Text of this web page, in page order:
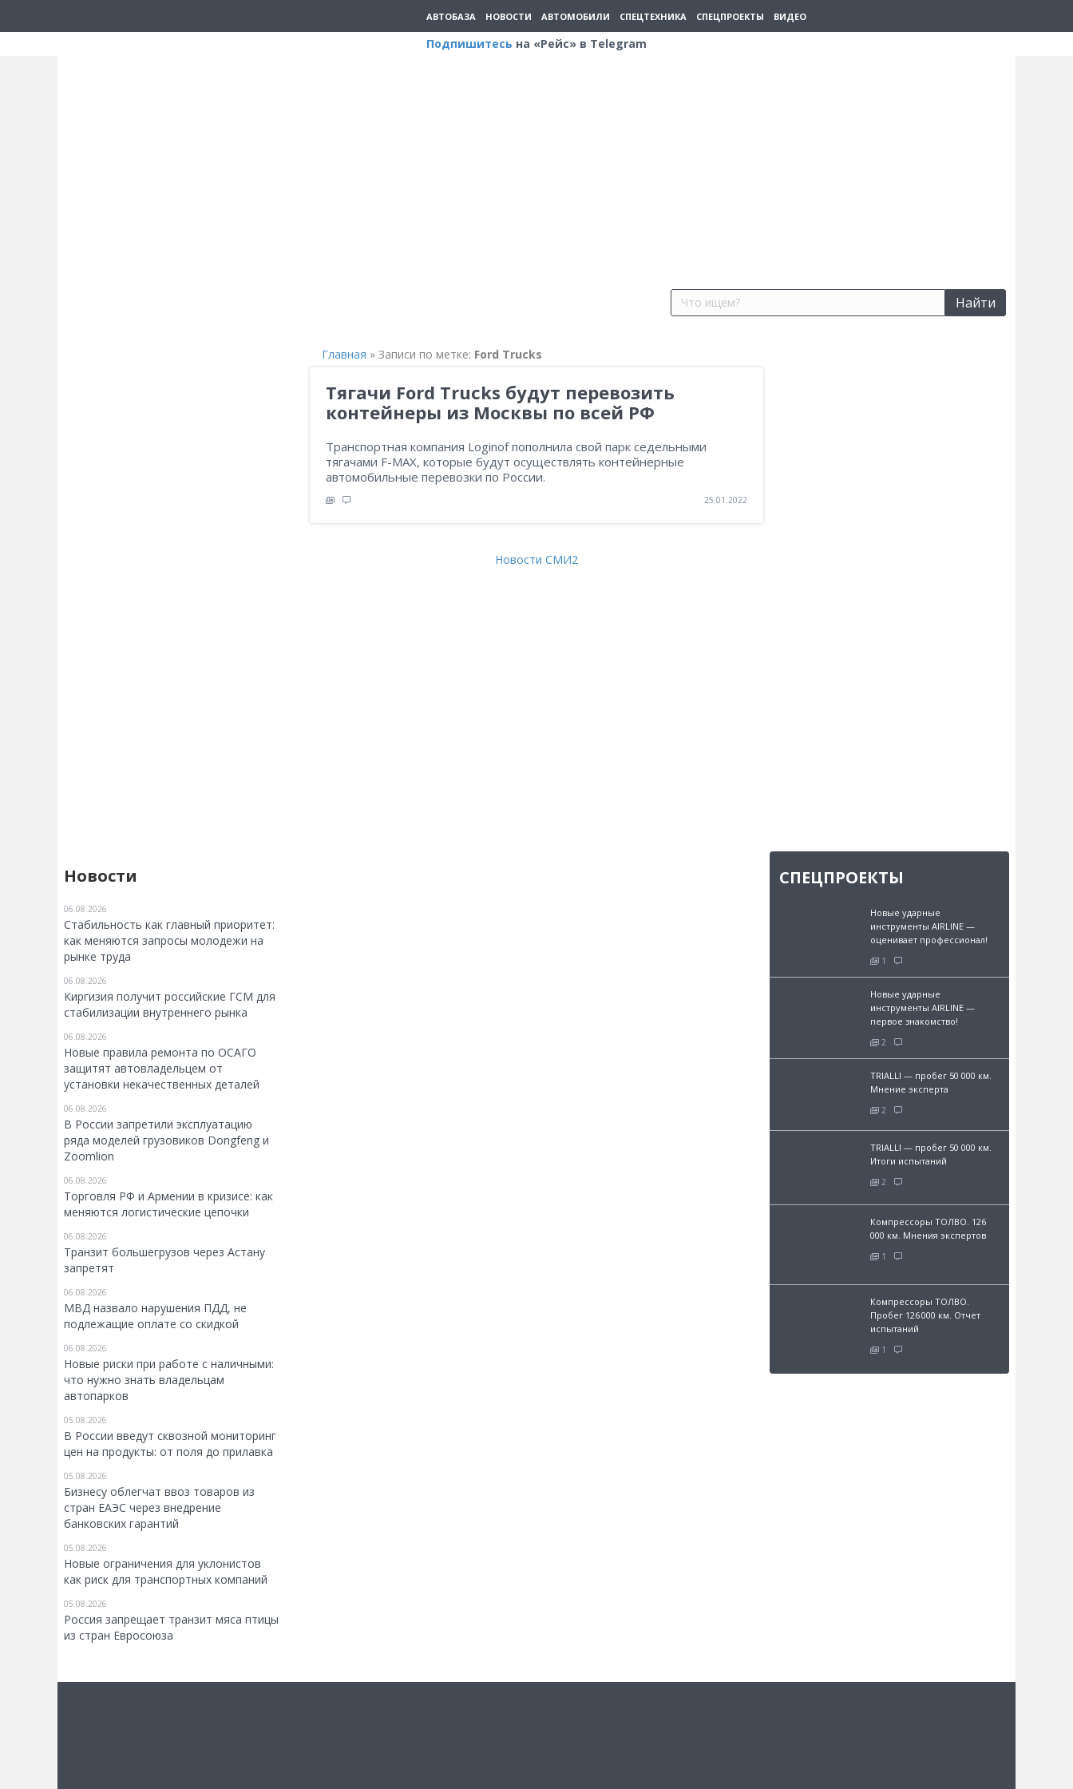
АВТОБАЗА НОВОСТИ АВТОМОБИЛИ СПЕЦТЕХНИКА СПЕЦПРОЕКТЫ ВИДЕО
Подпишитесь на «Рейс» в Telegram
Найти
Новости
06.08.2026
Стабильность как главный приоритет:
как меняются запросы молодежи на
рынке труда
06.08.2026
Киргизия получит российские ГСМ для
стабилизации внутреннего рынка
06.08.2026
Новые правила ремонта по ОСАГО
защитят автовладельцем от
установки некачественных деталей
06.08.2026
В России запретили эксплуатацию
ряда моделей грузовиков Dongfeng и
Zoomlion
06.08.2026
Торговля РФ и Армении в кризисе: как
меняются логистические цепочки
06.08.2026
Транзит большегрузов через Астану
запретят
06.08.2026
МВД назвало нарушения ПДД, не
подлежащие оплате со скидкой
06.08.2026
Новые риски при работе с наличными:
что нужно знать владельцам
автопарков
05.08.2026
В России введут сквозной мониторинг
цен на продукты: от поля до прилавка
05.08.2026
Бизнесу облегчат ввоз товаров из
стран ЕАЭС через внедрение
банковских гарантий
05.08.2026
Новые ограничения для уклонистов
как риск для транспортных компаний
05.08.2026
Россия запрещает транзит мяса птицы
из стран Евросоюза
Главная » Записи по метке: Ford Trucks
Тягачи Ford Trucks будут перевозить
контейнеры из Москвы по всей РФ
Транспортная компания Loginof пополнила свой парк седельными
тягачами F-MAX, которые будут осуществлять контейнерные
автомобильные перевозки по России.
25.01.2022
Новости СМИ2
СПЕЦПРОЕКТЫ
Новые ударные
инструменты AIRLINE —
оценивает профессионал!
1
Новые ударные
инструменты AIRLINE —
первое знакомство!
2
TRIALLI — пробег 50 000 км.
Мнение эксперта
2
TRIALLI — пробег 50 000 км.
Итоги испытаний
2
Компрессоры ТОЛВО. 126
000 км. Мнения экспертов
1
Компрессоры ТОЛВО.
Пробег 126 000 км. Отчет
испытаний
1